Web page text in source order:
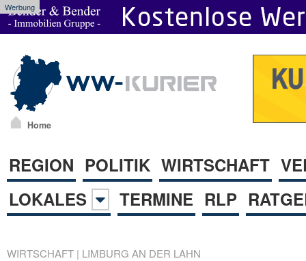
Werbung
Home
REGION POLITIK WIRTSCHAFT
LOKALES
TERMINE RLP
WIRTSCHAFT | LIMBURG AN DER LAHN